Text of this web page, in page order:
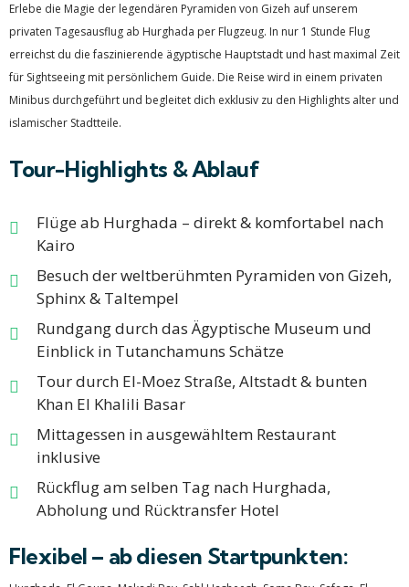
Erlebe die Magie der legendären Pyramiden von Gizeh auf unserem
privaten Tagesausflug ab Hurghada per Flugzeug. In nur 1 Stunde Flug
erreichst du die faszinierende ägyptische Hauptstadt und hast maximal Zeit
für Sightseeing mit persönlichem Guide. Die Reise wird in einem privaten
Minibus durchgeführt und begleitet dich exklusiv zu den Highlights alter und
islamischer Stadtteile.​
Tour-Highlights & Ablauf
Flüge ab Hurghada – direkt & komfortabel nach
Kairo
Besuch der weltberühmten Pyramiden von Gizeh,
Sphinx & Taltempel
Rundgang durch das Ägyptische Museum und
Einblick in Tutanchamuns Schätze
Tour durch El-Moez Straße, Altstadt & bunten
Khan El Khalili Basar
Mittagessen in ausgewähltem Restaurant
inklusive
Rückflug am selben Tag nach Hurghada,
Abholung und Rücktransfer Hotel​
Flexibel – ab diesen Startpunkten: